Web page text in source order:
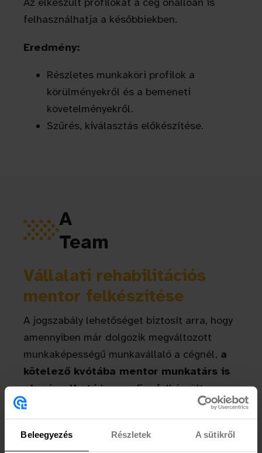
Beleegyezés Részletek A sütikről
Az elkészült profilokat a cég önállóan is
felhasználhatja a későbbiekben.
Eredmény:
Részletes munkaköri profilok a
körülményekről és a bemeneti
követelményekről.
Szűrés, kiválasztás előkészítése.
A
Team
Vállalati rehabilitációs
mentor felkészítése
A jogszabály lehetőséget biztosít arra, hogy
amennyiben már dolgozik megváltozott
munkaképességű munkavállaló a cégnél, a
kötelező kvótába mentor munkatárs is
elszámolhatólegyen. Egy felkészült
mentor jelentősen javítja a bekerülés és a
megtartás esélyeit a megváltozott
munkaképességű munkavállalók számára.